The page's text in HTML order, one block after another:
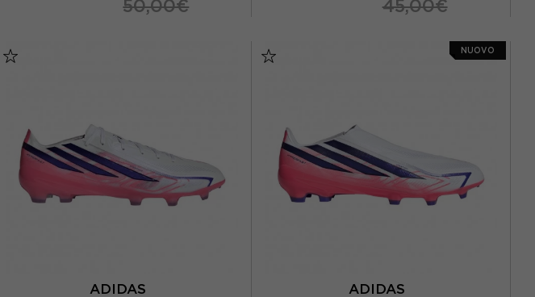
EUR 32 / UK 13.5K
EUR 36 2/3 / UK 4
EUR 37 1/3 / UK 4,5 EUR 38 / UK 5
50,00€
EUR 28 / UK 10.5K EUR 29 / UK 11K
EUR 31 / UK 12.5K
EUR 32 / UK 13.5K
45,00€
ADIDAS
NUOVO
ADIDAS